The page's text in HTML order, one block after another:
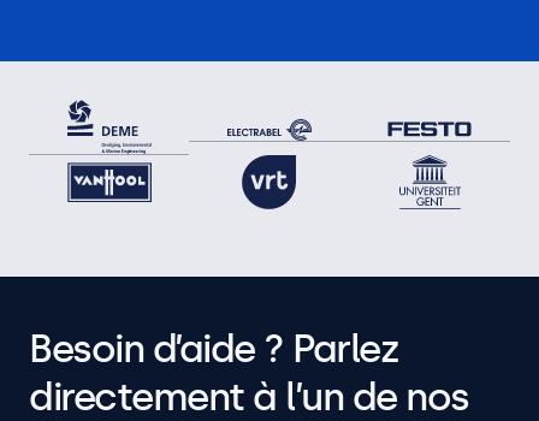
Besoin d’aide ? Parlez
directement à l’un de nos